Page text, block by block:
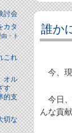
討会
カタ
・ト
これ
オル
ざす
的支
切な
誰か
今、現
今日、
んな貢